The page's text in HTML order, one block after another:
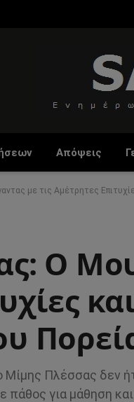
Απόψεις
με τις Αμέτρητες
Ο
Πλέσσας δεν
για μάθηση και